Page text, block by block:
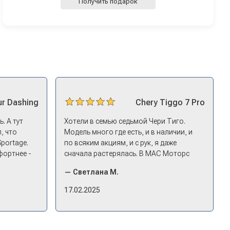
Dashing
А тут
что
-
- и
Chery Tiggo 7 Pro
Хотели в семью седьмой Чери Тиго.
Модель много где есть, и в наличии, и
по всяким акциям, и с рук, я даже
сначала растерялась. В МАС Моторс
откликнулись. Менеджер пригласил
посмотреть комплектации в наличии,
— Светлана М.
17.02.2025